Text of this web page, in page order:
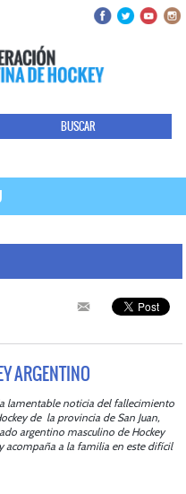
ARGENTINO
lamentable noticia del fallecimiento
de la provincia de San Juan,
argentino masculino de Hockey
acompaña a la familia en este difícil